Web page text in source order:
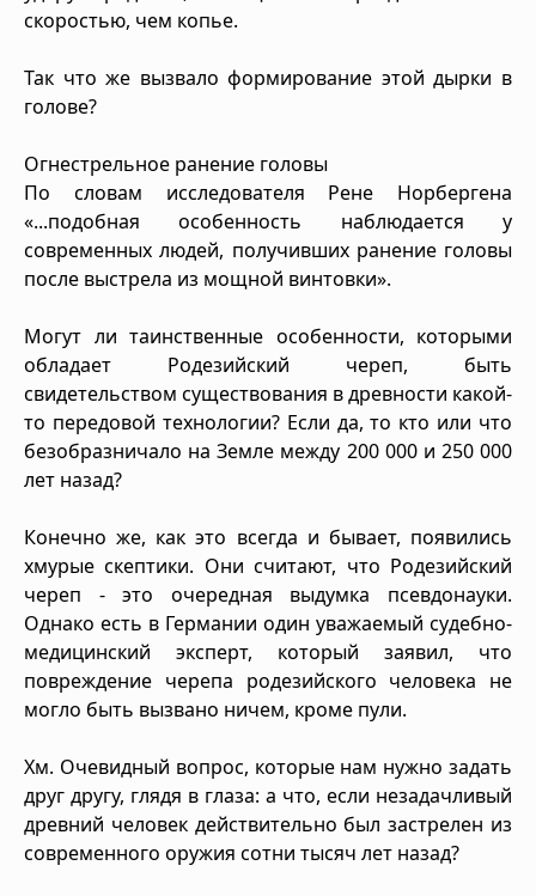
скоростью, чем копье.
Так что же вызвало формирование этой дырки в
голове?
Огнестрельное ранение головы
По словам исследователя Рене Норбергена
«...подобная особенность наблюдается у
современных людей, получивших ранение головы
после выстрела из мощной винтовки».
Могут ли таинственные особенности, которыми
обладает Родезийский череп, быть
свидетельством существования в древности какой-
то передовой технологии? Если да, то кто или что
безобразничало на Земле между 200 000 и 250 000
лет назад?
Конечно же, как это всегда и бывает, появились
хмурые скептики. Они считают, что Родезийский
череп - это очередная выдумка псевдонауки.
Однако есть в Германии один уважаемый судебно-
медицинский эксперт, который заявил, что
повреждение черепа родезийского человека не
могло быть вызвано ничем, кроме пули.
Хм. Очевидный вопрос, которые нам нужно задать
друг другу, глядя в глаза: а что, если незадачливый
древний человек действительно был застрелен из
современного оружия сотни тысяч лет назад?